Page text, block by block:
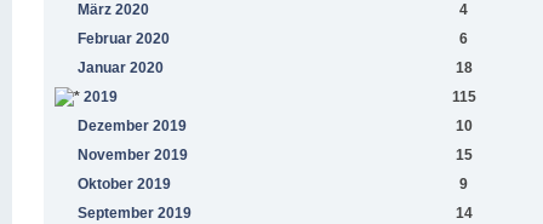
März 2020
4
Februar 2020
6
Januar 2020
18
2019
115
Dezember 2019
10
November 2019
15
Oktober 2019
9
September 2019
14